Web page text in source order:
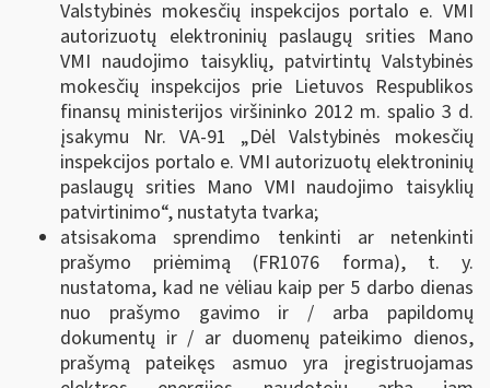
Valstybinės mokesčių inspekcijos portalo e. VMI
autorizuotų elektroninių paslaugų srities Mano
VMI naudojimo taisyklių, patvirtintų Valstybinės
mokesčių inspekcijos prie Lietuvos Respublikos
finansų ministerijos viršininko 2012 m. spalio 3 d.
įsakymu Nr. VA-91 „Dėl Valstybinės mokesčių
inspekcijos portalo e. VMI autorizuotų elektroninių
paslaugų srities Mano VMI naudojimo taisyklių
patvirtinimo“, nustatyta tvarka;
atsisakoma sprendimo tenkinti ar netenkinti
prašymo priėmimą (FR1076 forma), t. y.
nustatoma, kad ne vėliau kaip per 5 darbo dienas
nuo prašymo gavimo ir / arba papildomų
dokumentų ir / ar duomenų pateikimo dienos,
prašymą pateikęs asmuo yra įregistruojamas